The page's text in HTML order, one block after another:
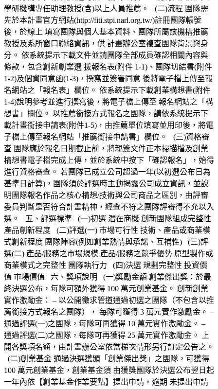
學研機構專任助理教授(含)以上人員推薦。 (二)流程 團隊需
先於本計畫官方網站(http://fiti.stpi.narl.org.tw/)註冊團隊帳號
後，於線上 填寫團隊與個人基本資料、團隊所屬該機構推薦
教授及系所窗口聯絡資訊，供 計畫辦公室複查團隊背景與身
分。 依系統提示下載文件並請團隊全部成員確認相關內容與
條款，包含創新創業選 拔報名表(附件 1-1)、團隊切結書(附件
1-2)及個資同意函(1-3)，撰寫並簽署同意 後將電子檔上傳至報
名網站之「報名表」欄位。 依系統提示下載創業構想書(附件
1-4)說明參考並進行撰寫後，將電子檔上傳至 報名網站之「構
想書」欄位。 以推薦銜接方式報名之團隊，請依系統提示下
載計畫銜接申請表(附件1-5)，由推薦單位填寫並用印後，將電
子檔上傳至報名網站「推薦銜接申請書」欄位。 (三)資格審
查 團隊應於報名日期截止前，將親簽文件正本掃描檔及創業
構想書電子檔完成上傳，並於系統中按下「確認報名」，始得
進行資格審查。 若團隊已成立公司超過一年(以初選公布日為
基準日計算)，團隊須於評選時主動揭露公司成立資訊，並說
明團隊報名作品之核心構想/技術與公司商品之區別，由評審
委員判斷是否符合計畫精神，經查不符之團隊評審得不允以入
選。 五、評選標準 (一)初選 潛在商機 創新團隊組成完整性
產品創新程度 (二)評選(一) 巿場可行性 技術、產品或商業模
式創新程度 團隊陣容(例如創業熱情與承諾、互補性) (三)評
選(二) 產品/服務之市場規模 產品/服務之競爭優勢 原型製作或
商業模式之完整性 團隊執行力 (四)決選 規劃完整性 投資價
值 巿場價值 六、獎項說明 (一)獎勵金額 創業傑出獎：於最
終決選公布，每隊可額外獲得 100 萬元創業基金。 創新創業
實作激勵金： – 以公開徵求管道通過初選之團隊（不包含以推
薦銜接方式報名之團隊）， 每隊可獲得 3 萬元實作激勵金。 –
通過評選(一)之團隊，每隊可再獲得 10 萬元實作激勵金。 –
通過評選(二)之團隊，每隊可再獲得 25 萬元實作激勵金。 上
開各獎項名額，由計畫辦公室依當梯次情形另行訂定公告之。
(二)創業基金 通過決選獲頒「創業傑出獎」之團隊，可獲得
100 萬元創業基金，創業基金須 由獲獎團隊於決選公布翌日起
一年內依【創業基金作業要點】提出申請，逾期 未提出申請